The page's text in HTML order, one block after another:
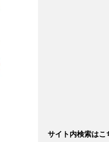
サイト内検索はこ